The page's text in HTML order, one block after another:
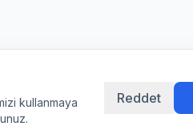
kullanmaya
Reddet